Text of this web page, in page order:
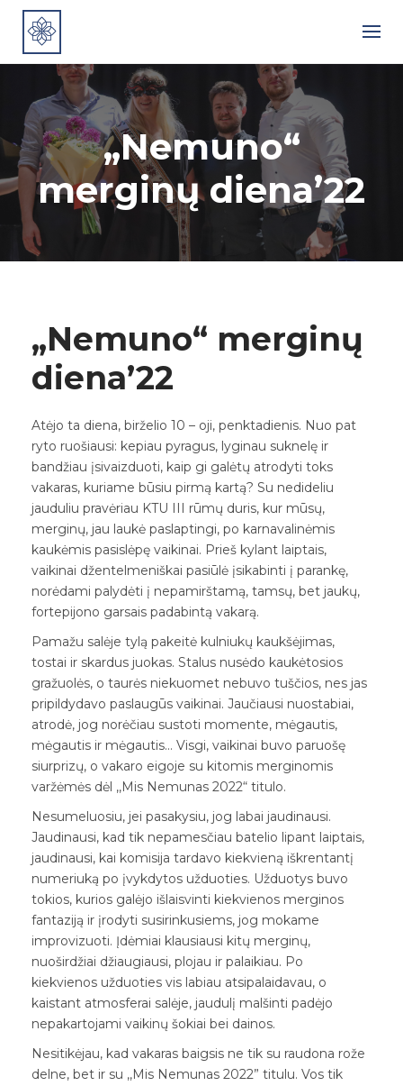
Skip
content
„Nemuno“
merginų diena’22
„Nemuno“ merginų
diena’22
Atėjo ta diena, birželio 10 – oji, penktadienis. Nuo pat
ryto ruošiausi: kepiau pyragus, lyginau suknelę ir
bandžiau įsivaizduoti, kaip gi galėtų atrodyti toks
vakaras, kuriame būsiu pirmą kartą? Su nedideliu
jauduliu pravėriau KTU III rūmų duris, kur mūsų,
merginų, jau laukė paslaptingi, po karnavalinėmis
kaukėmis pasislėpę vaikinai. Prieš kylant laiptais,
vaikinai džentelmeniškai pasiūlė įsikabinti į parankę,
norėdami palydėti į nepamirštamą, tamsų, bet jaukų,
fortepijono garsais padabintą vakarą.
Pamažu salėje tylą pakeitė kulniukų kaukšėjimas,
tostai ir skardus juokas. Stalus nusėdo kaukėtosios
gražuolės, o taurės niekuomet nebuvo tuščios, nes jas
pripildydavo paslaugūs vaikinai. Jaučiausi nuostabiai,
atrodė, jog norėčiau sustoti momente, mėgautis,
mėgautis ir mėgautis… Visgi, vaikinai buvo paruošę
siurprizų, o vakaro eigoje su kitomis merginomis
varžėmės dėl ,,Mis Nemunas 2022“ titulo.
Nesumeluosiu, jei pasakysiu, jog labai jaudinausi.
Jaudinausi, kad tik nepamesčiau batelio lipant laiptais,
jaudinausi, kai komisija tardavo kiekvieną iškrentantį
numeriuką po įvykdytos užduoties. Užduotys buvo
tokios, kurios galėjo išlaisvinti kiekvienos merginos
fantaziją ir įrodyti susirinkusiems, jog mokame
improvizuoti. Įdėmiai klausiausi kitų merginų,
nuoširdžiai džiaugiausi, plojau ir palaikiau. Po
kiekvienos užduoties vis labiau atsipalaidavau, o
kaistant atmosferai salėje, jaudulį malšinti padėjo
nepakartojami vaikinų šokiai bei dainos.
Nesitikėjau, kad vakaras baigsis ne tik su raudona rože
delne, bet ir su ,,Mis Nemunas 2022” titulu. Vos tik